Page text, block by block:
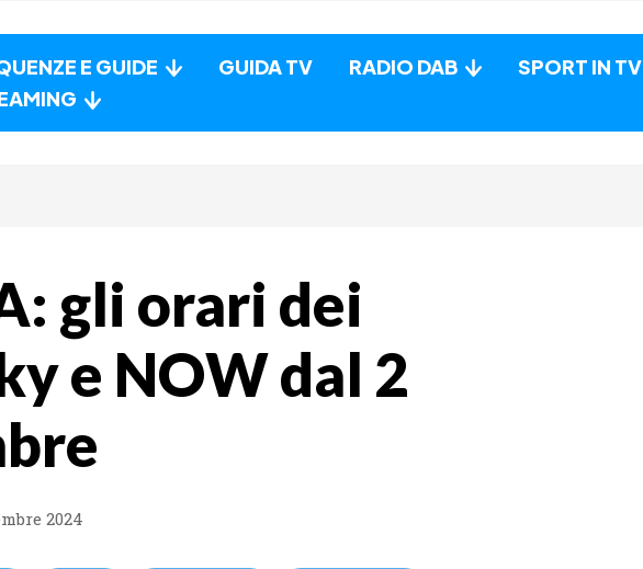
E GUIDE GUIDA TV RADIO DAB SPORT IN TV
gli orari dei
e NOW dal 2
2024